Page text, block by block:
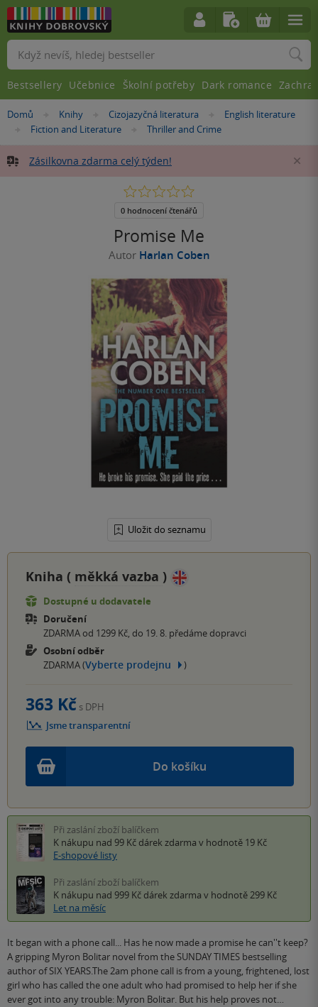
Nacházíte
Domů »Knihy »Cizojazyčná literatura »English literature
»Fiction and Literature »
Thriller and Crime
Zásilkovna zdarma celý týden!
Promise Me
Autor Harlan Coben
Uložit do seznamu
0.0
5
0 hodnocení čtenářů
Kniha ( měkká vazba )
Dostupné u dodavatele
Doručení
ZDARMA od 1299 Kč, do 19. 8. předáme dopravci
Osobní odběr
ZDARMA (Vyberte prodejnu )
Do košíku
363 Kč s DPH
Jsme transparentní
Při zaslání zboží balíčkem
K nákupu nad 99 Kč dárek zdarma v hodnotě 19 Kč
E-shopové listy
Při zaslání zboží balíčkem
K nákupu nad 999 Kč dárek zdarma v hodnotě 299 Kč
Let na měsíc
It began with a phone call... Has he now made a promise he can''t keep?
A gripping Myron Bolitar novel from the SUNDAY TIMES bestselling
author of SIX YEARS.The 2am phone call is from a young, frightened, lost
girl who has called the one adult who had promised to help her if she
ever got into any trouble: Myron Bolitar. But his help proves not…
Vyhledávání
Bestsellery Učebnice Školní potřeby Dark romance